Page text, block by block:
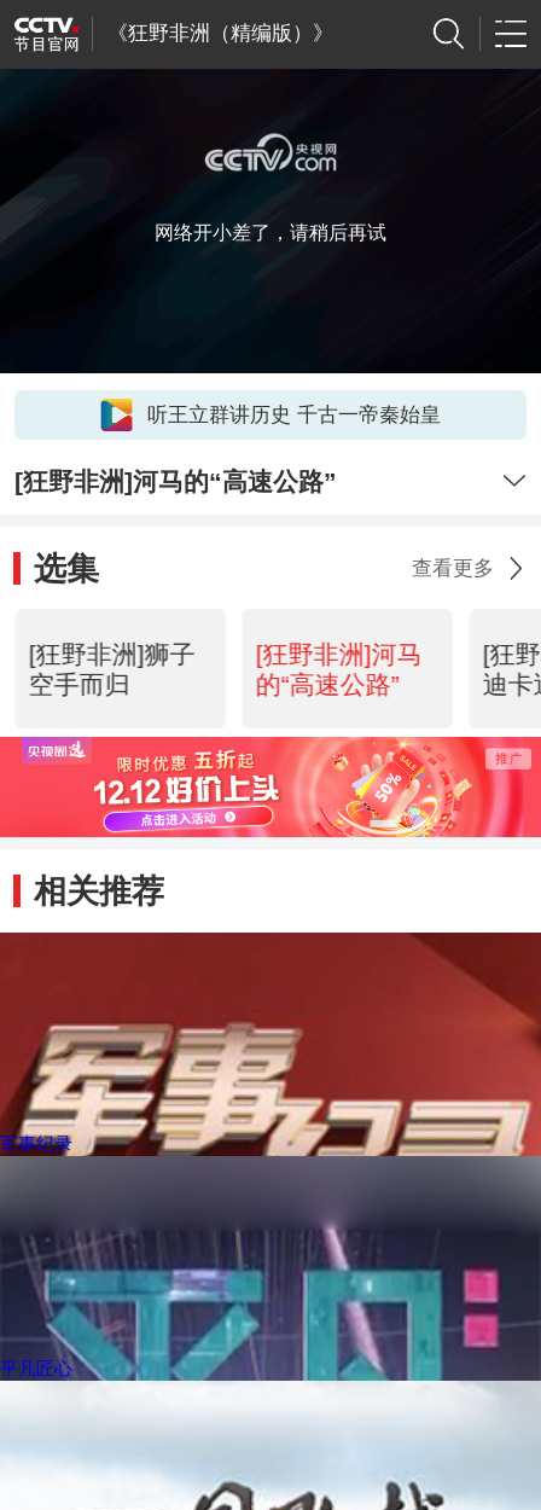
《狂野非洲（精编版）》
网络开小差了，请稍后再试
听王立群讲历史 千古一帝秦始皇
[狂野非洲]河马的“高速公路”
选集 查看更多
[狂野非洲]狮子
空手而归
[狂野非洲]河马
的“高速公路”
[狂
迪卡
相关推荐
军事纪录
平凡匠心